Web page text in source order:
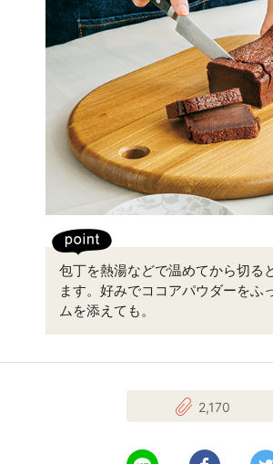
包丁を熱湯などで温めてから切る
ます。好みでココアパウダーをふ
ムを添えても。
2,170
LINEで送る